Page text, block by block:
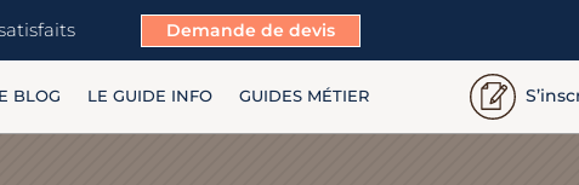
Demande de devis
BLOG LE GUIDE INFO GUIDES MÉTIER